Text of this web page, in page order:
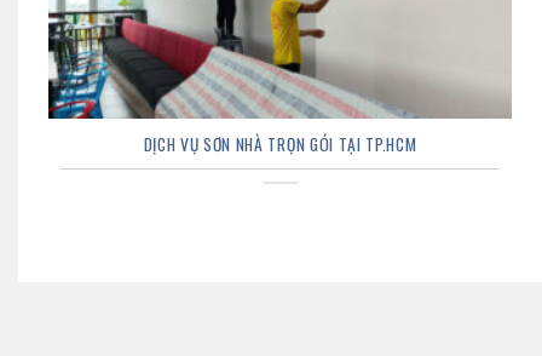
DỊCH VỤ SƠN NHÀ TRỌN GÓI TẠI TP.HCM